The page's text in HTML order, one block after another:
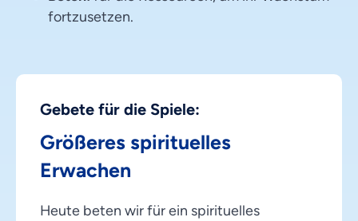
fortzusetzen.
Gebete für die Spiele:
Größeres spirituelles
Erwachen
Heute beten wir für ein spirituelles